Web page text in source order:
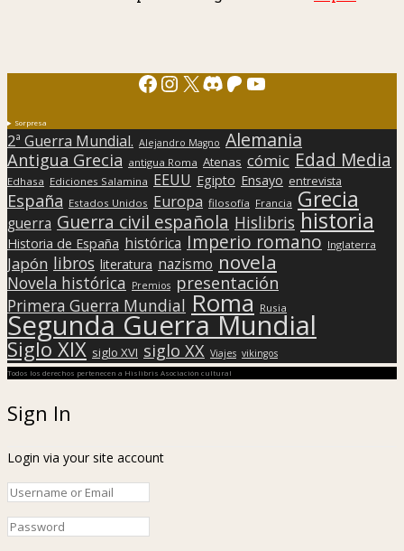
Facebook
Instagram
X Discord
Patreon
YouTube
Sorpresa
2ª Guerra Mundial. Alejandro Magno Alemania
Antigua Grecia antigua Roma Atenas cómic Edad Media
Edhasa Ediciones Salamina EEUU Egipto Ensayo entrevista
España Estados Unidos Europa filosofía Francia Grecia
guerra Guerra civil española Hislibris historia
Historia de España histórica Imperio romano Inglaterra
Japón libros literatura nazismo novela
Novela histórica Premios presentación
Primera Guerra Mundial Roma Rusia
Segunda Guerra Mundial
Siglo XIX siglo XVI siglo XX Viajes vikingos
Todos los derechos pertenecen a Hislibris Asociación cultural
Sign In
Login via your site account